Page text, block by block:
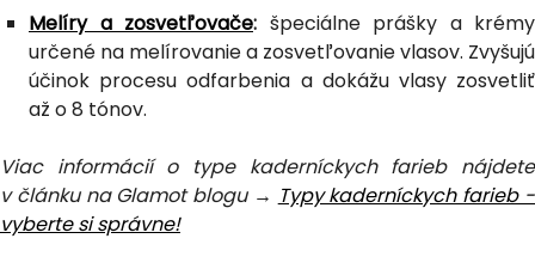
Melíry a zosvetľovače: špeciálne prášky a krémy
určené na melírovanie a zosvetľovanie vlasov. Zvyšujú
účinok procesu odfarbenia a dokážu vlasy zosvetliť
až o 8 tónov.
Viac informácií o type kaderníckych farieb nájdete
v článku na Glamot blogu → Typy kaderníckych farieb -
vyberte si správne!